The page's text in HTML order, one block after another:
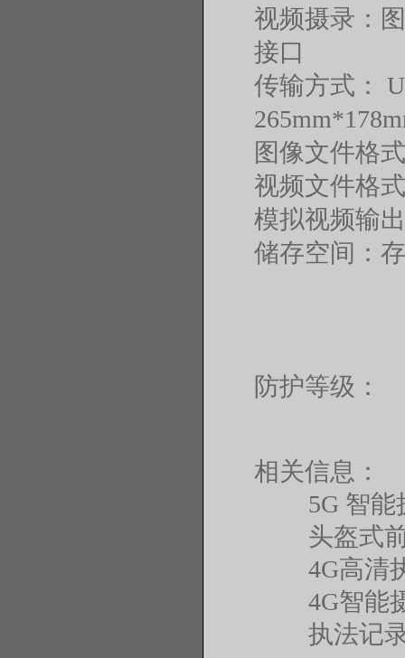
视频摄录
接口
传输方式
图像文件
视频文件格
模拟视频输
储存空间：
防护等级：
相关信息：
5G 智
头盔式
4G高清
4G智能
执法记